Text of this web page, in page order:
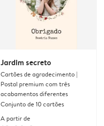
Jardim secreto
Cartões de agradecimento |
Postal premium com três
acabamentos diferentes
Conjunto de 10 cartões
A partir de